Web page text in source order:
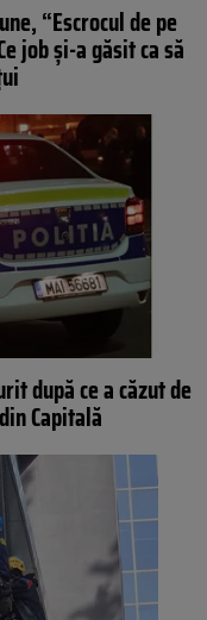
“Escrocul de pe
job și-a găsit ca să
după ce a căzut de
Capitală